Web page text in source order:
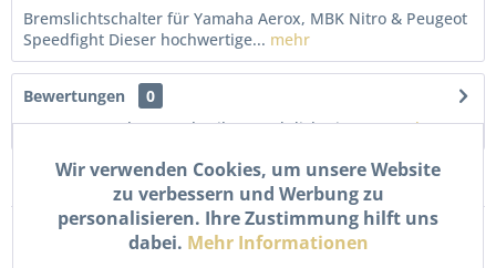
Bremslichtschalter für Yamaha Aerox, MBK Nitro & Peugeot
Speedfight Dieser hochwertige... mehr
Bewertungen
0
Bewertungen lesen, schreiben und diskutieren...mehr
Kunden kauften auch
Wir verwenden Cookies, um unsere Website
zu verbessern und Werbung zu
personalisieren. Ihre Zustimmung hilft uns
dabei. Mehr Informationen